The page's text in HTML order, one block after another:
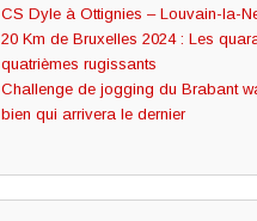
CS Dyle à Ottignies – Louvain-la-
20 Km de Bruxelles 2024 : Les
quatrièmes rugissants
Challenge de jogging du Brabant
bien qui arrivera le dernier